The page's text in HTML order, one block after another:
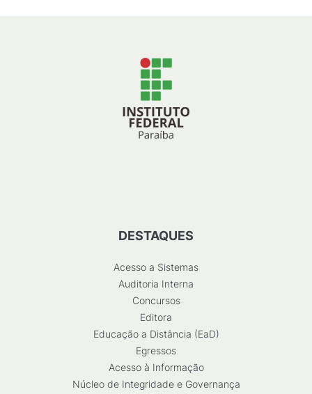
DESTAQUES
Acesso a Sistemas
Auditoria Interna
Concursos
Editora
Educação a Distância (EaD)
Egressos
Acesso à Informação
Núcleo de Integridade e Governança